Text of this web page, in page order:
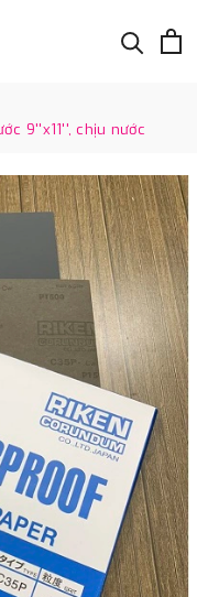
9''x11'', chịu nước